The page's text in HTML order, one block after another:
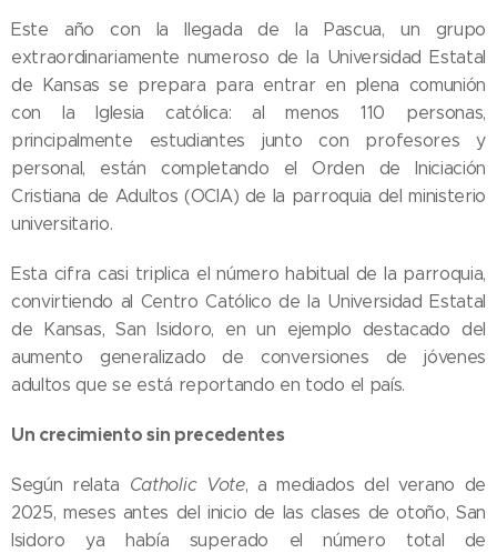
Este año con la llegada de la Pascua, un grupo
extraordinariamente numeroso de la Universidad Estatal
de Kansas se prepara para entrar en plena comunión
con la Iglesia católica: al menos 110 personas,
principalmente estudiantes junto con profesores y
personal, están completando el Orden de Iniciación
Cristiana de Adultos (OCIA) de la parroquia del ministerio
universitario.
Esta cifra casi triplica el número habitual de la parroquia,
convirtiendo al Centro Católico de la Universidad Estatal
de Kansas, San Isidoro, en un ejemplo destacado del
aumento generalizado de conversiones de jóvenes
adultos que se está reportando en todo el país.
Un crecimiento sin precedentes
Según relata Catholic Vote, a mediados del verano de
2025, meses antes del inicio de las clases de otoño, San
Isidoro ya había superado el número total de